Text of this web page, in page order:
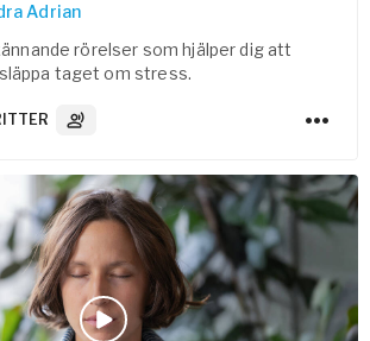
Adrian
rörelser som hjälper dig att
taget om stress.
3 Lydspor